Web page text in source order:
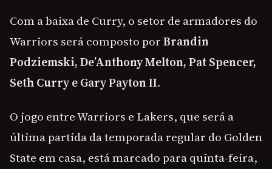
Com a baixa de Curry, o setor de armadores do
Warriors será composto porBrandin
Podziemski, De’Anthony Melton, Pat Spencer,
Seth Curry e Gary Payton II.
O jogo entre Warriors e Lakers, que será a
última partida da temporada regular do Golden
State em casa, está marcado para quinta-feira,